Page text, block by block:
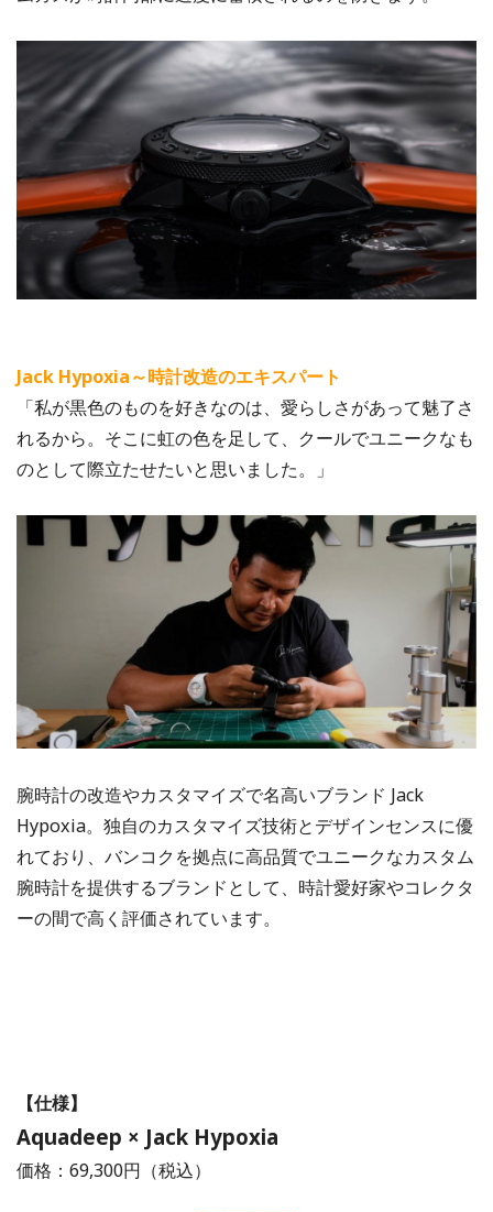
Jack Hypoxia～時計改造のエキスパート
「私が黒色のものを好きなのは、愛らしさがあって魅了さ
れるから。そこに虹の色を足して、クールでユニークなも
のとして際立たせたいと思いました。」
腕時計の改造やカスタマイズで名高いブランド Jack
Hypoxia。独自のカスタマイズ技術とデザインセンスに優
れており、バンコクを拠点に高品質でユニークなカスタム
腕時計を提供するブランドとして、時計愛好家やコレクタ
ーの間で高く評価されています。
【仕様】
Aquadeep × Jack Hypoxia
価格：69,300円（税込）